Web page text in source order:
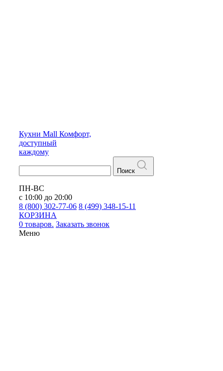
Кухни Mall Комфорт,
доступный
каждому
Поиск
ПН-ВС
с 10:00 до 20:00
8 (800) 302-77-06 8 (499) 348-15-11
КОРЗИНА
0 товаров. Заказать звонок
Меню